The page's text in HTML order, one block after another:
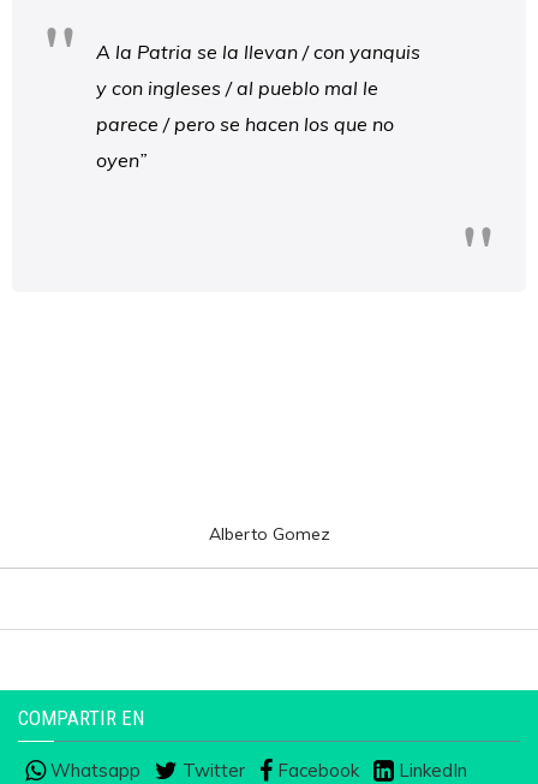
A la Patria se la llevan / con yanquis
y con ingleses / al pueblo mal le
parece / pero se hacen los que no
oyen”
Alberto Gomez
COMPARTIR EN
Whatsapp Twitter Facebook
LinkedIn